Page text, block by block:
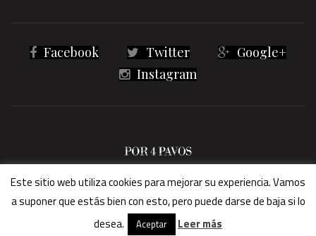
Facebook Twitter
Google+
Instagram
® 2023 Por4Pavos -Términos legales
Este sitio web utiliza cookies para mejorar su experiencia. Vamos
a suponer que estás bien con esto, pero puede darse de baja si lo
desea.
Aceptar Leer más